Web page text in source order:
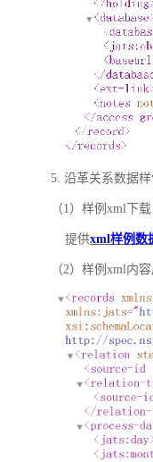
5. 沿革关系数据
（1）样例xml下载
提供xml样例数
（2）样例xml内